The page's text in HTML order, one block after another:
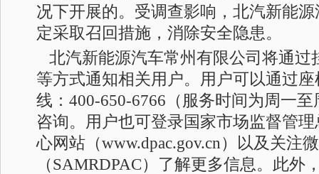
况下开展的。受调查影响，北汽新能
定采取召回措施，消除安全隐患。
北汽新能源汽车常州有限公司将通过
等方式通知相关用户。用户可以通过
线：400-650-6766（服务时间为周一
咨询。用户也可登录国家市场监督管
心网站（www.dpac.gov.cn）以及关注
（SAMRDPAC）了解更多信息。此外